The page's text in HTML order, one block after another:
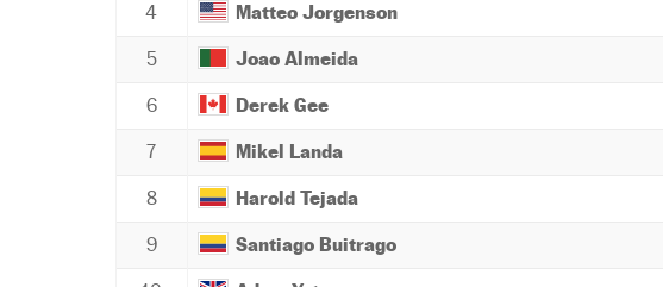
4 Matteo Jorgenson
5 Joao Almeida
6 Derek Gee
7 Mikel Landa
8 Harold Tejada
9 Santiago Buitrago